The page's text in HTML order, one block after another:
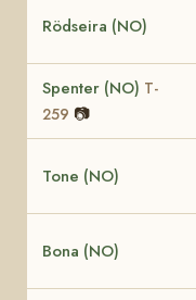
Rödseira (NO)
Spenter (NO) T-
259 📷
Tone (NO)
Bona (NO)